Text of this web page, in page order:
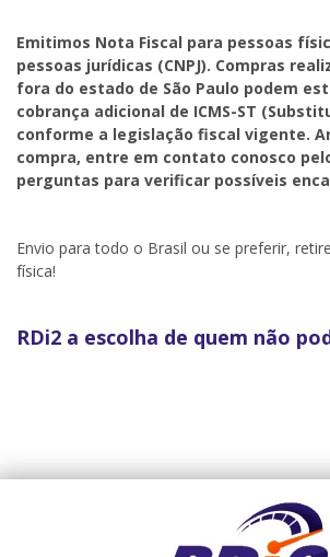
Emitimos Nota Fiscal para pessoas
pessoas jurídicas (CNPJ). Compras
fora do estado de São Paulo podem
cobrança adicional de ICMS-ST
conforme a legislação fiscal vigente.
compra, entre em contato conosco
perguntas para verificar possíveis
Envio para todo o Brasil ou se preferir,
física!
RDi2 a escolha de quem não